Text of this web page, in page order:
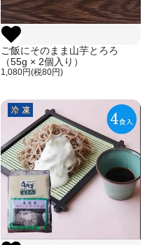
ご飯にそのまま山芋とろろ
（55g × 2個入り）
1,080円(税80円)